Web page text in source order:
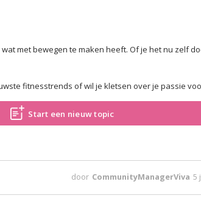
met bewegen te maken heeft. Of je het nu zelf
fitnesstrends of wil je kletsen over je passie
Start een nieuw topic
door CommunityManagerViva 5